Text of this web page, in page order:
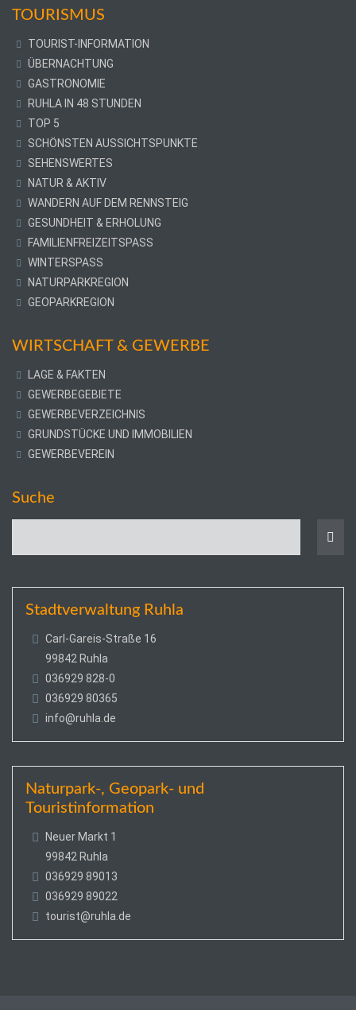
TOURISMUS
TOURIST-INFORMATION
ÜBERNACHTUNG
GASTRONOMIE
RUHLA IN 48 STUNDEN
TOP 5
SCHÖNSTEN AUSSICHTSPUNKTE
SEHENSWERTES
NATUR & AKTIV
WANDERN AUF DEM RENNSTEIG
GESUNDHEIT & ERHOLUNG
FAMILIENFREIZEITSPASS
WINTERSPASS
NATURPARKREGION
GEOPARKREGION
WIRTSCHAFT & GEWERBE
LAGE & FAKTEN
GEWERBEGEBIETE
GEWERBEVERZEICHNIS
GRUNDSTÜCKE UND IMMOBILIEN
GEWERBEVEREIN
Suche
Stadtverwaltung Ruhla
Carl-Gareis-Straße 16
99842 Ruhla
036929 828-0
036929 80365
info@ruhla.de
Naturpark-, Geopark- und
Touristinformation
Neuer Markt 1
99842 Ruhla
036929 89013
036929 89022
tourist@ruhla.de